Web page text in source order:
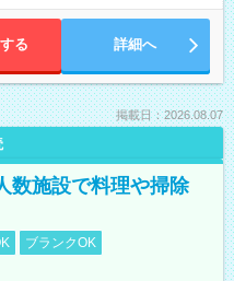
る 詳細へ
掲載日：2026.08.07
数施設で料理や掃除
ブランクOK